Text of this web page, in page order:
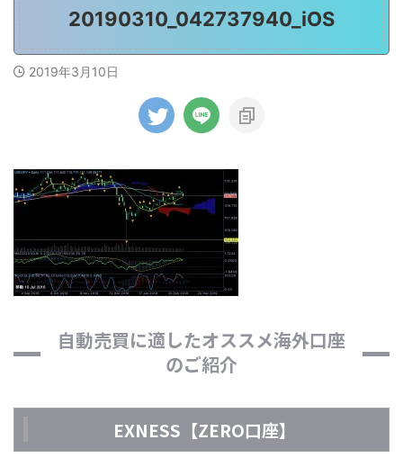
20190310_042737940_iOS
2019年3月10日
自動売買に適したオススメ海外口座
のご紹介
EXNESS【ZERO口座】